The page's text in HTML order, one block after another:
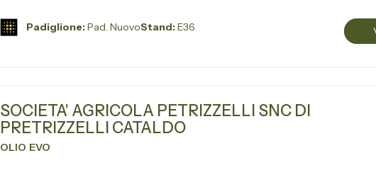
Padiglione:Pad. NuovoStand:E36
SOCIETA' AGRICOLA PETRIZZELLI SNC DI
PRETRIZZELLI CATALDO
OLIO EVO